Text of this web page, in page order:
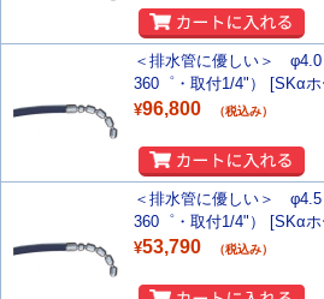
＜排水管に優しい＞
360゜・取付1/4"） [SKαホ
¥96,800 （税込み）
＜排水管に優しい＞
360゜・取付1/4"） [SKαホ
¥53,790 （税込み）